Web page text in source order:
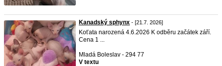
Kanadský sphynx - [21.7. 2026]
Koťata narozená 4.6.2026 K odběru začátek září.
Cena 1 ...
Mladá Boleslav - 294 77
V textu